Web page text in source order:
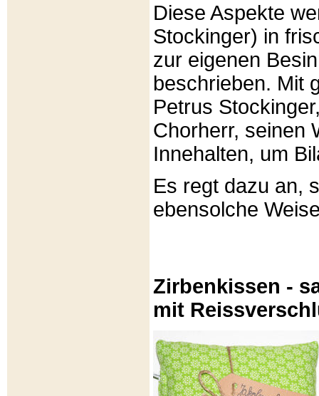
Diese Aspekte
Stockinger) in
zur eigenen
beschrieben. Mit
Petrus
Chorherr, seinen
Innehalten, um
Es regt dazu an,
ebensolche
Zirbenkissen -
mit